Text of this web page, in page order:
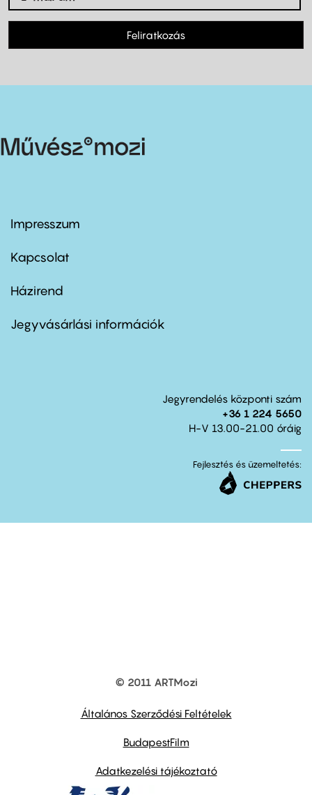
Feliratkozás
Footer
first
Impresszum
Kapcsolat
Footer
second
Házirend
Jegyvásárlási információk
Jegyrendelés központi szám
+36 1 224 5650
H-V 13.00-21.00 óráig
Fejlesztés és üzemeltetés:
© 2011 ARTMozi
Általános Szerződési Feltételek
BudapestFilm
Adatkezelési tájékoztató